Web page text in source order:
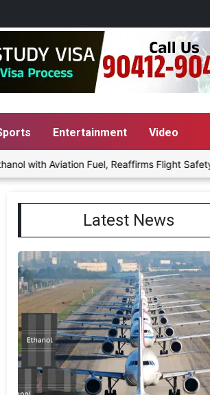
Entertainment Video
Aviation Fuel, Reaffirms Flight Safety Focus
Latest News